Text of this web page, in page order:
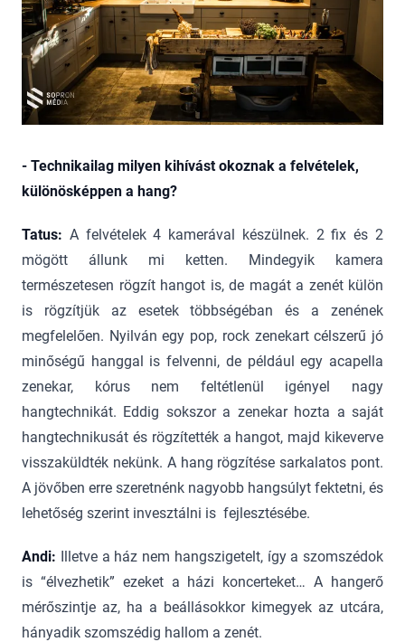
- Technikailag milyen kihívást okoznak a felvételek,
különösképpen a hang?
Tatus: A felvételek 4 kamerával készülnek. 2 fix és 2
mögött állunk mi ketten. Mindegyik kamera
természetesen rögzít hangot is, de magát a zenét külön
is rögzítjük az esetek többségéban és a zenének
megfelelően. Nyilván egy pop, rock zenekart célszerű jó
minőségű hanggal is felvenni, de például egy acapella
zenekar, kórus nem feltétlenül igényel nagy
hangtechnikát. Eddig sokszor a zenekar hozta a saját
hangtechnikusát és rögzítették a hangot, majd kikeverve
visszaküldték nekünk. A hang rögzítése sarkalatos pont.
A jövőben erre szeretnénk nagyobb hangsúlyt fektetni, és
lehetőség szerint invesztálni is fejlesztésébe.
Andi: Illetve a ház nem hangszigetelt, így a szomszédok
is “élvezhetik” ezeket a házi koncerteket… A hangerő
mérőszintje az, ha a beállásokkor kimegyek az utcára,
hányadik szomszédig hallom a zenét.